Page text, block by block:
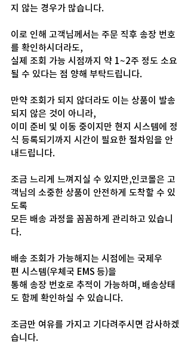
지 않는 경우가 많습니다.
이로 인해 고객님께서는 주문 직후 송장 번호
를 확인하시더라도,
실제 조회 가능 시점까지 약 1~2주 정도 소요
될 수 있다는 점 양해 부탁드립니다.
만약 조회가 되지 않더라도 이는 상품이 발송
되지 않은 것이 아니라,
이미 준비 및 이동 중이지만 현지 시스템에 정
식 등록되기까지 시간이 필요한 절차임을 안
내드립니다.
조금 느리게 느껴지실 수 있지만,인코몰은 고
객님의 소중한 상품이 안전하게 도착할 수 있
도록
모든 배송 과정을 꼼꼼하게 관리하고 있습니
다.
배송 조회가 가능해지는 시점에는 국제우
편 시스템(우체국 EMS 등)을
통해 송장 번호로 추적이 가능하며, 배송상태
도 함께 확인하실 수 있습니다.
조금만 여유를 가지고 기다려주시면 감사하겠
습니다.